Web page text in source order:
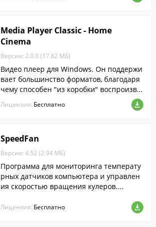
Media Player Classic - Home
Cinema
Версия: 2.0.0 (17.82 МБ)
Видео плеер для Windows. Он поддержи
вает большинство форматов, благодаря
чему способен "из коробки" воспроизво
дить любые видео файлы, и не нуждаетс
я в дополнительных кодеках....
Лицензия: Бесплатно
SpeedFan
Версия: 4.52 (2.94 МБ)
Программа для мониторинга температу
рных датчиков компьютера и управлен
ия скоростью вращения кулеров....
Лицензия: Бесплатно